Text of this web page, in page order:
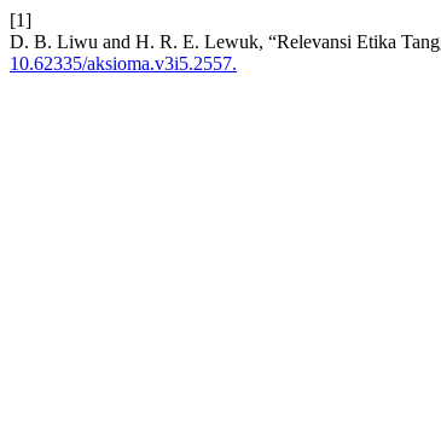
[1]
D. B. Liwu and H. R. E. Lewuk, “Relevansi Etika
10.62335/aksioma.v3i5.2557.